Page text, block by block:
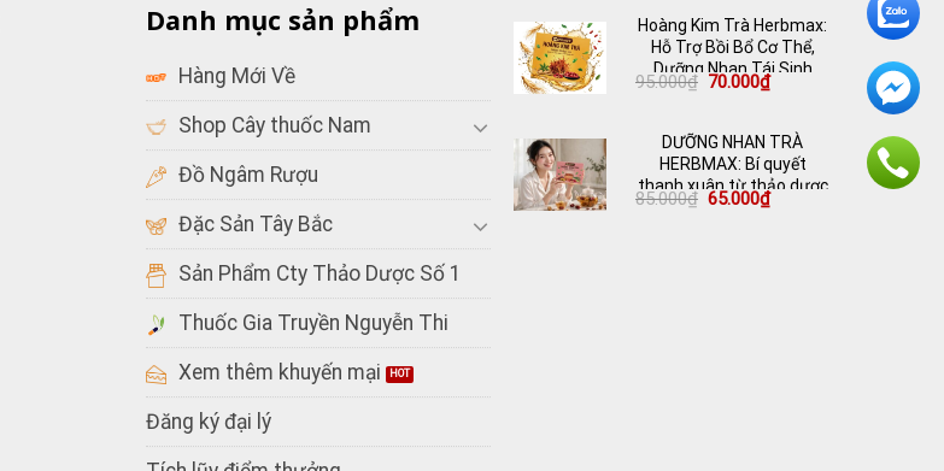
Danh mục sản phẩm
Hàng Mới Về
Shop Cây thuốc Nam
Đồ Ngâm Rượu
Đặc Sản Tây Bắc
Sản Phẩm Cty Thảo Dược Số 1
Thuốc Gia Truyền Nguyễn Thi
Xem thêm khuyến mại
Đăng ký đại lý
Hoàng Kim Trà Herbmax:
Hỗ Trợ Bồi Bổ Cơ Thể,
Dưỡng Nhan Tái Sinh
95.000₫ Giá
95.000₫.
70.000₫Giá
hiện
là:
70.000₫.
DƯỠNG NHAN TRÀ
HERBMAX: Bí quyết
thanh xuân từ thảo dược
thiên nhiên
85.000₫ Giá
65.000₫Giá
hiện